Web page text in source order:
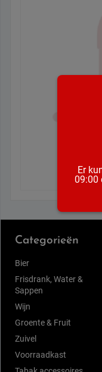
Categorieën
Bier
Frisdrank, Water &
Sappen
Wijn
Groente & Fruit
Zuivel
Voorraadkast
Er
09:00